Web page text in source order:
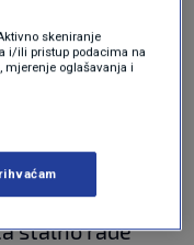
odaziv na
ali još
dobiti", govori.
testiranje
stalno rade
skeniranje
i/ili pristup podacima na
mjerenje oglašavanja i